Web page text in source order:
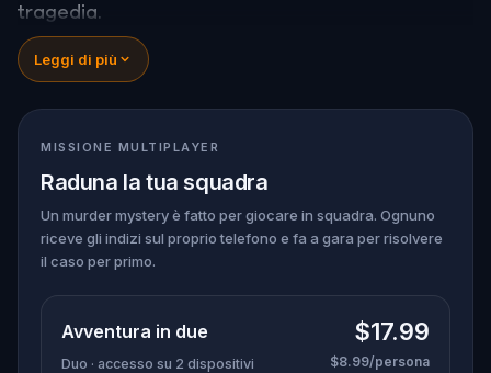
tragedia.
Bella, famosa travel blogger, è stata trovata
morta durante un tour a caccia di fantasmi
guidato dal teatrale Percy Shadows.
te scoprire la verità.
È stato Walter, l’ossessivo fidanzato? Percy, la
drammaticità? O forse qualcun altro si nasconde
nell'ombra?
🔎Raccogli indizi, interroga i sospettati e
smaschera il vero assassino prima che colpisca
Leggi di più
MISSIONE MULTIPLAYER
Raduna la tua squadra
Un murder mystery è fatto per giocare in squadra. Ognuno
riceve gli indizi sul proprio telefono e fa a gara per risolvere
il caso per primo.
Avventura in due
Duo · accesso su 2 dispositivi
$17.99
$8.99/persona